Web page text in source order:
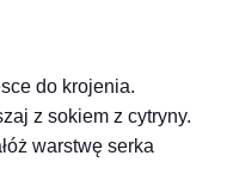
do krojenia.
z sokiem z cytryny.
warstwę serka